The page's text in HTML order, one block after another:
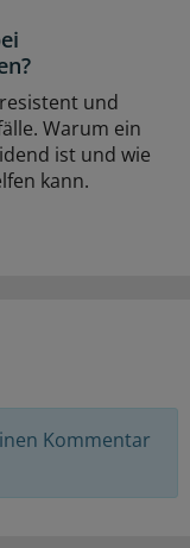
und
Warum ein
ist und wie
kann.
Kommentar